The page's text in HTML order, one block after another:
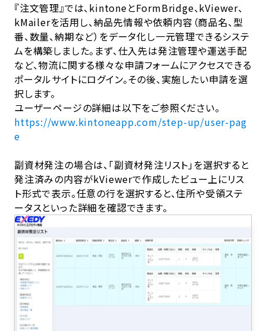
『注文管理』では、kintoneとFormBridge、kViewer、
kMailerを活用し、納品先情報や依頼内容（商品名、型
番、数量、納期など）をデータ化し一元管理できるシステ
ムを構築しました。まず、仕入先は発注管理や運送手配
など、物流に関する様々な申請フォームにアクセスできる
ポータルサイトにログイン。その後、実施したい申請を選
択します。
ユーザーページの詳細は以下をご参照ください。
https://www.kintoneapp.com/step-up/user-pag
e
副資材発注の場合は、「副資材発注リスト」を選択すると
発注済みの内容がkViewerで作成したビュー上にリス
ト形式で表示。任意の行を選択すると、住所や受領ステ
ータスといった詳細を確認できます。